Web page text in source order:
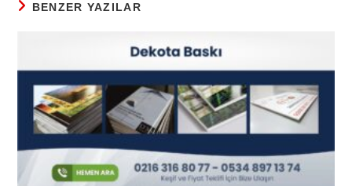
BENZER YAZILAR